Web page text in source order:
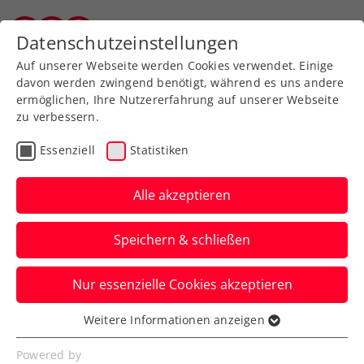
Zurück zur Newsübersicht
Turniere
Generali Open Kitzbühel:
„Next Up in Kitzbühel“
mit Heidlmair gestartet
Für die ÖTV-Nachwuchshoffnung setzt es
in Gruppe B zum Auftakt jedoch eine
glatte Niederlage.
Verfasst von: Presseaussendung / Redaktion, 27.07.2022
Datenschutzeinstellungen
Auf unserer Webseite werden Cookies verwendet. Einige
davon werden zwingend benötigt, während es uns andere
ermöglichen, Ihre Nutzererfahrung auf unserer Webseite
zu verbessern.
Essenziell Statistiken
Alle akzeptieren
Speichern & schließen
Nur essenzielle Cookies akzeptieren
Essenziell
Essenzielle Cookies werden für grundlegende
Weitere Informationen anzeigen
Powered by